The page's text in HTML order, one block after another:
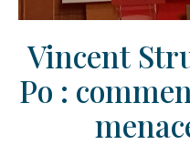
Vincent
Po :